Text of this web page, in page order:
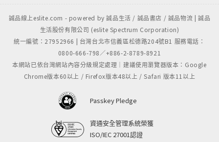
誠品線上eslite.com - powered by 誠品生活 / 誠品書店 / 誠品物流 | 誠品
生活股份有限公司 (eslite Spectrum Corporation)
統一編號：27952966 | 台灣台北市信義區松德路204號B1 服務電話：
0800-666-798／+886-2-8789-8921
本網站已依台灣網站內容分級規定處理｜建議使用瀏覽器版本：Google
Chrome版本60以上 / Firefox版本48以上 / Safari 版本11以上
Passkey Pledge
資通安全管理系統榮獲
ISO/IEC 27001認證